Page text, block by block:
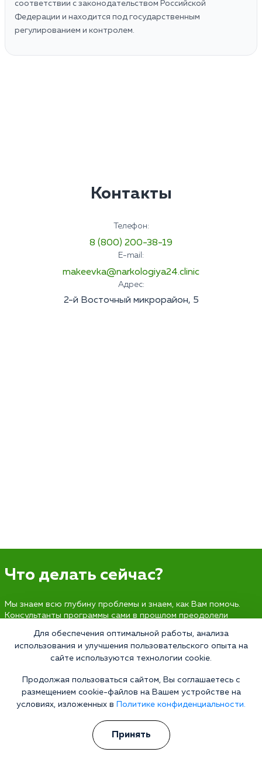
соответствии с законодательством Российской
Федерации и находится под государственным
регулированием и контролем.
Контакты
Телефон:
8 (800) 200-38-19
E-mail:
makeevka@narkologiya24.clinic
Адрес:
2-й Восточный микрорайон, 5
Что делать сейчас?
Мы знаем всю глубину проблемы и знаем, как Вам помочь.
Консультанты программы сами в прошлом преодолели
Свяжитесь с нами и получите профессиональную
консультацию бесплатно и анонимно.
Наркология 24/7
Наркологическая клиника
Для обеспечения оптимальной работы, анализа
использования и улучшения пользовательского опыта на
сайте используются технологии cookie.
Продолжая пользоваться сайтом, Вы соглашаетесь с
размещением cookie-файлов на Вашем устройстве на
условиях, изложенных в
Политике конфиденциальности.
Принять